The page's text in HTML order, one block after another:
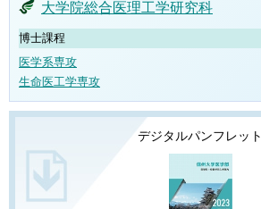
大学院総合医理工学研究科
博士課程
医学系専攻
生命医工学専攻
デジタルパンフレット